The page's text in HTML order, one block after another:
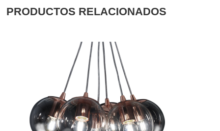
PRODUCTOS RELACIONADOS